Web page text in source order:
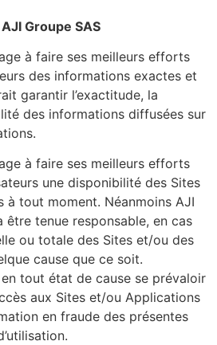
Groupe SAS
à faire ses meilleurs efforts
des informations exactes et
garantir l’exactitude, la
des informations diffusées sur
à faire ses meilleurs efforts
une disponibilité des Sites
tout moment. Néanmoins AJI
être tenue responsable, en cas
ou totale des Sites et/ou des
cause que ce soit.
en tout état de cause se prévaloir
aux Sites et/ou Applications
en fraude des présentes